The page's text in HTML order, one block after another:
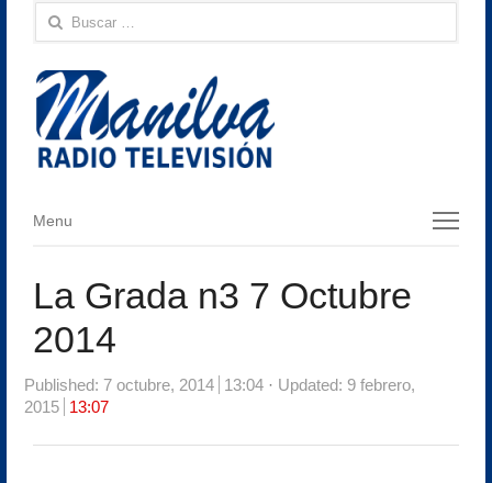
Buscar:
Menu
Menu
La Grada n3 7 Octubre
2014
Published: 7 octubre, 2014 13:04
Updated: 9 febrero,
2015
13:07